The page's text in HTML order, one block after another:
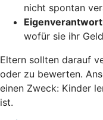
nicht spontan
wofür sie ihr
Eltern sollten darauf
oder zu bewerten.
einen Zweck: Kinder
ist.